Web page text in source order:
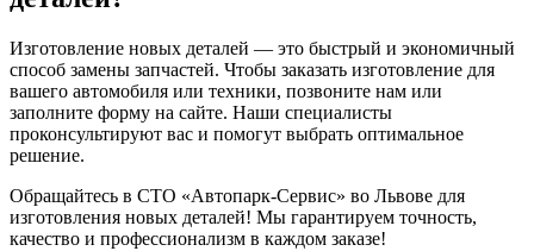
Изготовление новых деталей — это быстрый и экономичный
способ замены запчастей. Чтобы заказать изготовление для
вашего автомобиля или техники, позвоните нам или
заполните форму на сайте. Наши специалисты
проконсультируют вас и помогут выбрать оптимальное
решение.
Обращайтесь в СТО «Автопарк-Сервис» во Львове для
изготовления новых деталей! Мы гарантируем точность,
качество и профессионализм в каждом заказе!